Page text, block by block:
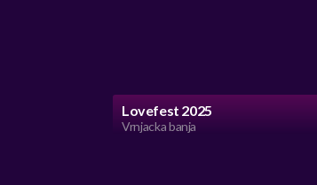
Lovefest 2025
Vrnjacka banja